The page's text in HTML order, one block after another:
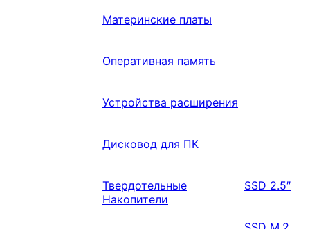
Материнские платы
Оперативная память
Устройства расширения
Дисковод для ПК
Твердотельные
Накопители
SSD 2.5″